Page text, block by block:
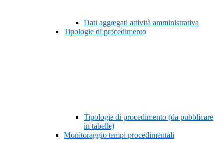
Dati aggregati attività amministrativa
Tipologie di procedimento
Tipologie di procedimento (da pubblicare
in tabelle)
Monitoraggio tempi procedimentali